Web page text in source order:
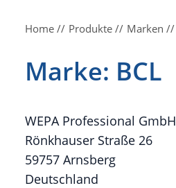
Home Produkte Marken
Marke: BCL
WEPA Professional GmbH
Rönkhauser Straße 26
59757 Arnsberg
Deutschland